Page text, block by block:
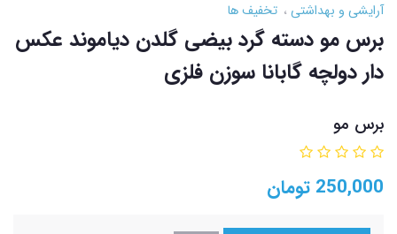
آرایشی و بهداشتی تخفیف ها
برس مو دسته گرد بیضی گلدن دیاموند عکس
دار دولچه گابانا سوزن فلزی
برس مو
250,000 تومان